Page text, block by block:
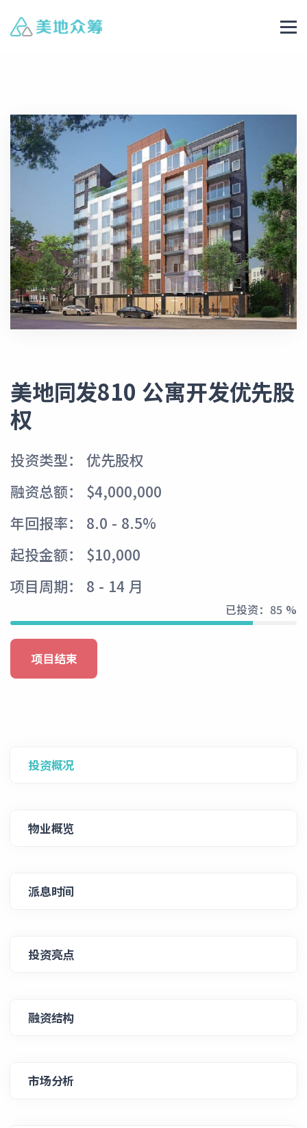
美地同发810 公寓开发优先股
权
投资类型： 优先股权
融资总额： $4,000,000
年回报率： 8.0 - 8.5%
起投金额： $10,000
项目周期： 8 - 14 月
已投资： 95 %
项目结束
投资概况
物业概览
派息时间
投资亮点
融资结构
市场分析